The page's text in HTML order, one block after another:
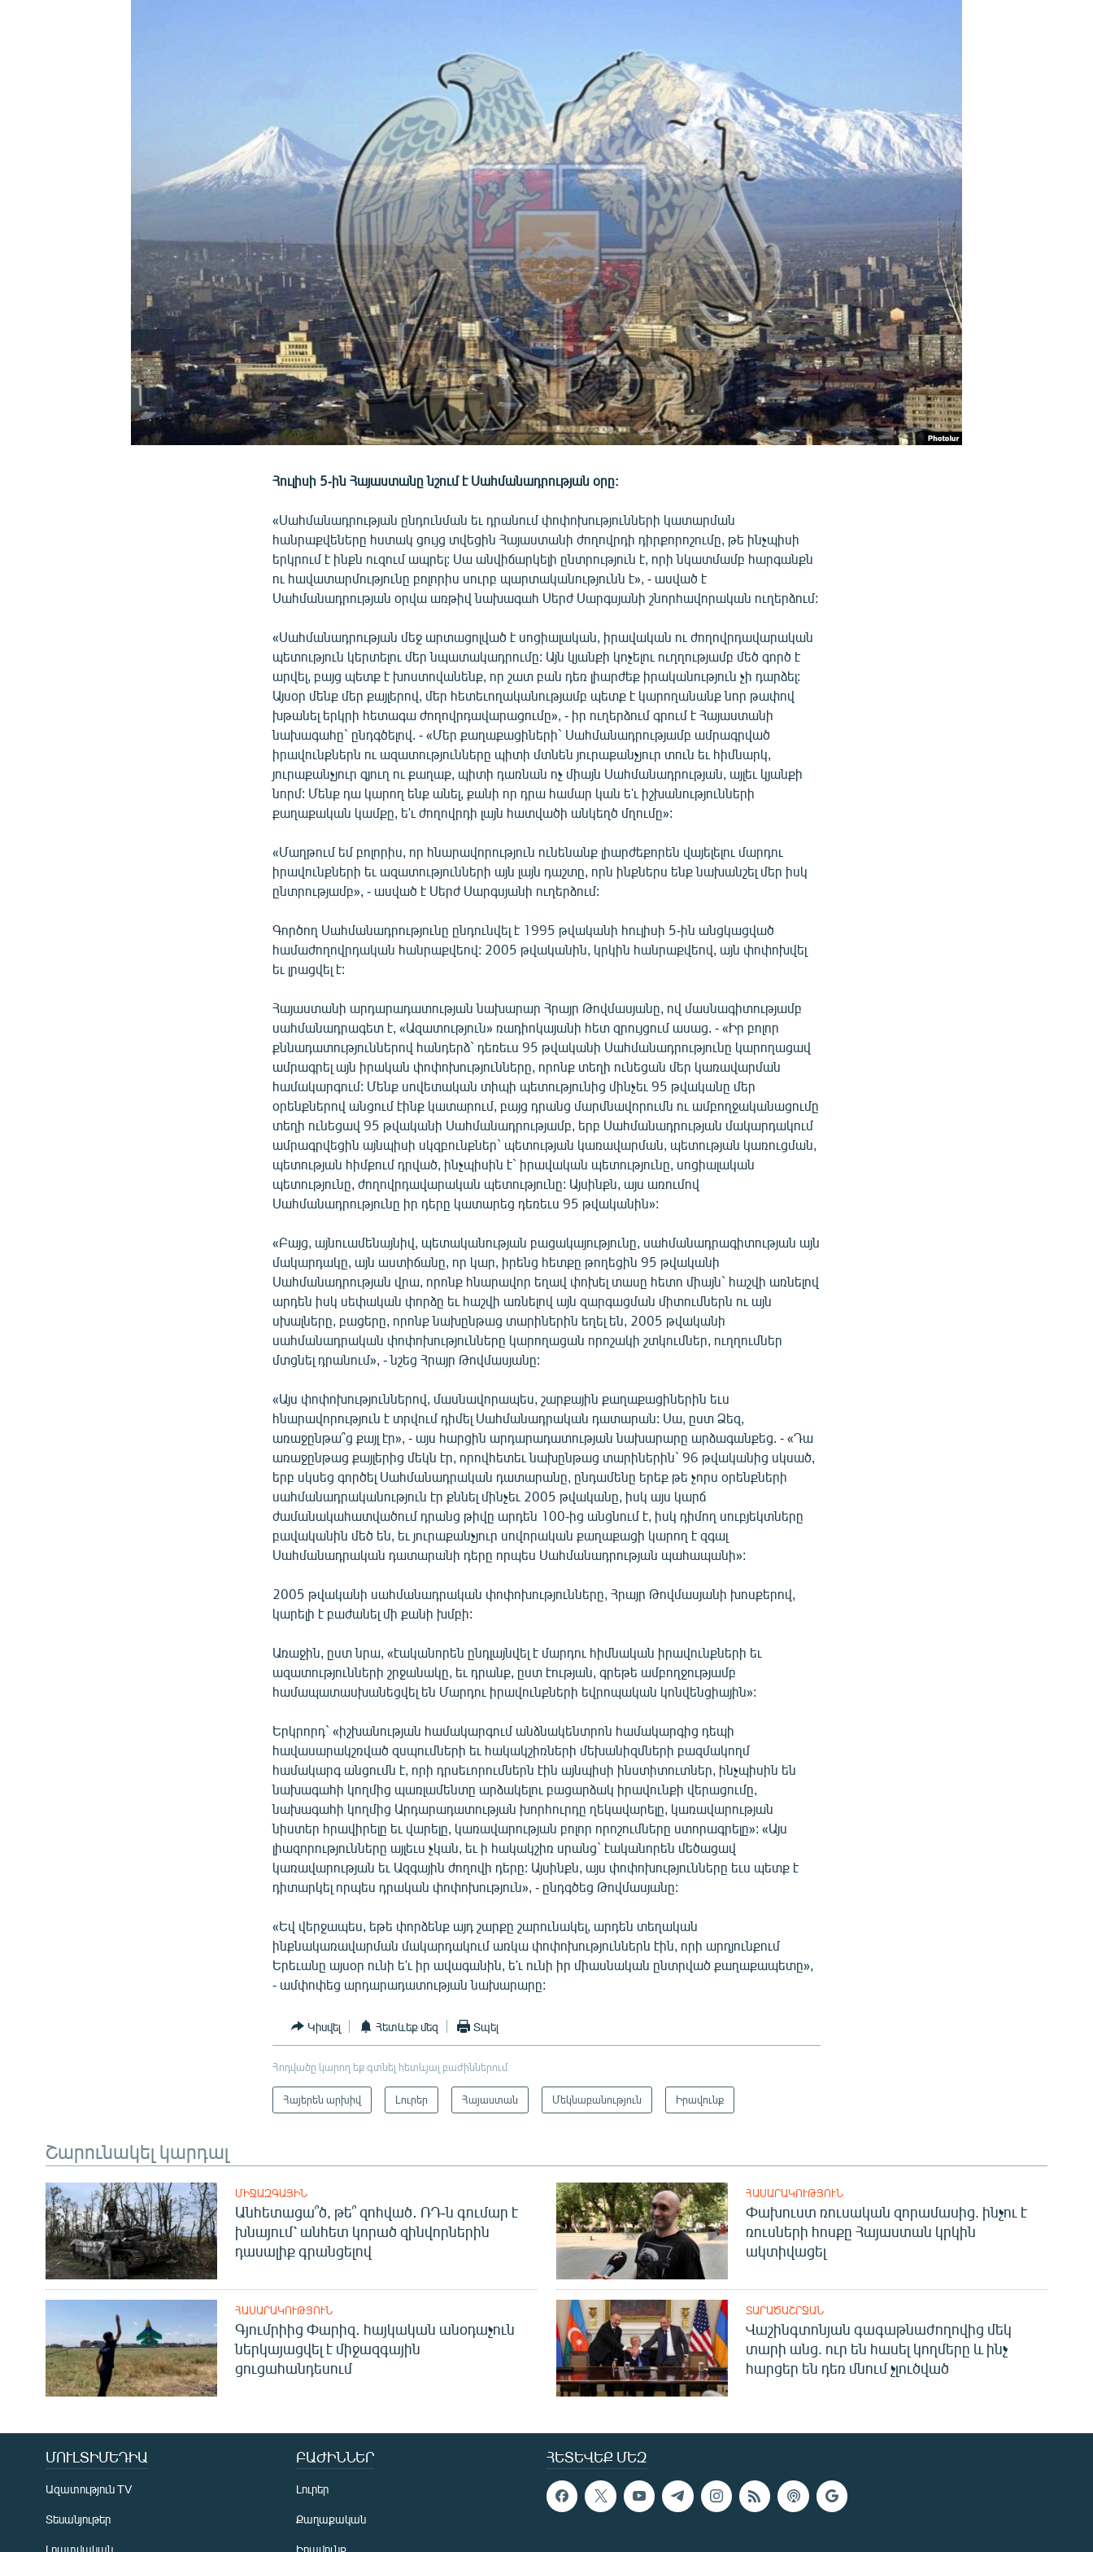
ՁԳՏԵԼՈՎ ԼԱՎԱԳՈՒՅՆԻՆ
Հուլիսի 5-ին Հայաստանը նշում է Սահմանադրության օրը:
«Սահմանադրության ընդունման եւ դրանում փոփոխությունների կատարման
հանրաքվեները հստակ ցույց տվեցին Հայաստանի ժողովրդի դիրքորոշումը, թե ինչպիսի
երկրում է ինքն ուզում ապրել: Սա անվիճարկելի ընտրություն է, որի նկատմամբ հարգանքն
ու հավատարմությունը բոլորիս սուրբ պարտականությունն է», - ասված է
Սահմանադրության օրվա առթիվ նախագահ Սերժ Սարգսյանի շնորհավորական ուղերձում:
«Սահմանադրության մեջ արտացոլված է սոցիալական, իրավական ու ժողովրդավարական
պետություն կերտելու մեր նպատակադրումը: Այն կյանքի կոչելու ուղղությամբ մեծ գործ է
արվել, բայց պետք է խոստովանենք, որ շատ բան դեռ լիարժեք իրականություն չի դարձել:
Այսօր մենք մեր քայլերով, մեր հետեւողականությամբ պետք է կարողանանք նոր թափով
խթանել երկրի հետագա ժողովրդավարացումը», - իր ուղերձում գրում է Հայաստանի
նախագահը` ընդգծելով. - «Մեր քաղաքացիների` Սահմանադրությամբ ամրագրված
իրավունքներն ու ազատությունները պիտի մտնեն յուրաքանչյուր տուն եւ հիմնարկ,
յուրաքանչյուր գյուղ ու քաղաք, պիտի դառնան ոչ միայն Սահմանադրության, այլեւ կյանքի
նորմ: Մենք դա կարող ենք անել, քանի որ դրա համար կան ե'ւ իշխանությունների
քաղաքական կամքը, ե'ւ ժողովրդի լայն հատվածի անկեղծ մղումը»:
«Մաղթում եմ բոլորիս, որ հնարավորություն ունենանք լիարժեքորեն վայելելու մարդու
իրավունքների եւ ազատությունների այն լայն դաշտը, որն ինքներս ենք նախանշել մեր իսկ
ընտրությամբ», - ասված է Սերժ Սարգսյանի ուղերձում:
Գործող Սահմանադրությունը ընդունվել է 1995 թվականի հուլիսի 5-ին անցկացված
համաժողովրդական հանրաքվեով: 2005 թվականին, կրկին հանրաքվեով, այն փոփոխվել
եւ լրացվել է:
Հայաստանի արդարադատության նախարար Հրայր Թովմասյանը, ով մասնագիտությամբ
սահմանադրագետ է, «Ազատություն» ռադիոկայանի հետ զրույցում ասաց. - «Իր բոլոր
քննադատություններով հանդերձ` դեռեւս 95 թվականի Սահմանադրությունը կարողացավ
ամրագրել այն իրական փոփոխությունները, որոնք տեղի ունեցան մեր կառավարման
համակարգում: Մենք սովետական տիպի պետությունից մինչեւ 95 թվականը մեր
օրենքներով անցում էինք կատարում, բայց դրանց մարմնավորումն ու ամբողջականացումը
տեղի ունեցավ 95 թվականի Սահմանադրությամբ, երբ Սահմանադրության մակարդակում
ամրագրվեցին այնպիսի սկզբունքներ` պետության կառավարման, պետության կառուցման,
պետության հիմքում դրված, ինչպիսին է` իրավական պետությունը, սոցիալական
պետությունը, ժողովրդավարական պետությունը: Այսինքն, այս առումով
Սահմանադրությունը իր դերը կատարեց դեռեւս 95 թվականին»:
«Բայց, այնուամենայնիվ, պետականության բացակայությունը, սահմանադրագիտության այն
մակարդակը, այն աստիճանը, որ կար, իրենց հետքը թողեցին 95 թվականի
Սահմանադրության վրա, որոնք հնարավոր եղավ փոխել տասը հետո միայն` հաշվի առնելով
արդեն իսկ սեփական փորձը եւ հաշվի առնելով այն զարգացման միտումներն ու այն
սխալները, բացերը, որոնք նախընթաց տարիներին եղել են, 2005 թվականի
սահմանադրական փոփոխությունները կարողացան որոշակի շտկումներ, ուղղումներ
մտցնել դրանում», - նշեց Հրայր Թովմասյանը:
«Այս փոփոխություններով, մասնավորապես, շարքային քաղաքացիներին եւս
հնարավորություն է տրվում դիմել Սահմանադրական դատարան: Սա, ըստ Ձեզ,
առաջընթա՞ց քայլ էր», - այս հարցին արդարադատության նախարարը արձագանքեց. - «Դա
առաջընթաց քայլերից մեկն էր, որովհետեւ նախընթաց տարիներին` 96 թվականից սկսած,
երբ սկսեց գործել Սահմանադրական դատարանը, ընդամենը երեք թե չորս օրենքների
սահմանադրականություն էր քննել մինչեւ 2005 թվականը, իսկ այս կարճ
ժամանակահատվածում դրանց թիվը արդեն 100-ից անցնում է, իսկ դիմող սուբյեկտները
բավականին մեծ են, եւ յուրաքանչյուր սովորական քաղաքացի կարող է զգալ
Սահմանադրական դատարանի դերը որպես Սահմանադրության պահապանի»:
2005 թվականի սահմանադրական փոփոխությունները, Հրայր Թովմասյանի խոսքերով,
կարելի է բաժանել մի քանի խմբի:
Առաջին, ըստ նրա, «էականորեն ընդլայնվել է մարդու հիմնական իրավունքների եւ
ազատությունների շրջանակը, եւ դրանք, ըստ էության, գրեթե ամբողջությամբ
համապատասխանեցվել են Մարդու իրավունքների եվրոպական կոնվենցիային»:
Երկրորդ` «իշխանության համակարգում անձնակենտրոն համակարգից դեպի
հավասարակշռված զսպումների եւ հակակշիռների մեխանիզմների բազմակողմ
համակարգ անցումն է, որի դրսեւորումներն էին այնպիսի ինստիտուտներ, ինչպիսին են
նախագահի կողմից պառլամենտը արձակելու բացարձակ իրավունքի վերացումը,
նախագահի կողմից Արդարադատության խորհուրդը ղեկավարելը, կառավարության
նիստեր հրավիրելը եւ վարելը, կառավարության բոլոր որոշումները ստորագրելը»: «Այս
լիազորությունները այլեւս չկան, եւ ի հակակշիռ սրանց` էականորեն մեծացավ
կառավարության եւ Ազգային ժողովի դերը: Այսինքն, այս փոփոխությունները եւս պետք է
դիտարկել որպես դրական փոփոխություն», - ընդգծեց Թովմասյանը:
«Եվ վերջապես, եթե փորձենք այդ շարքը շարունակել, արդեն տեղական
ինքնակառավարման մակարդակում առկա փոփոխություններն էին, որի արդյունքում
Երեւանը այսօր ունի ե'ւ իր ավագանին, ե'ւ ունի իր միասնական ընտրված քաղաքապետը»,
- ամփոփեց արդարադատության նախարարը:
Կիսվել Հետևեք մեզ Տպել
Հոդվածը կարող եք գտնել հետևյալ բաժիններում
Հայերեն արխիվ Լուրեր Հայաստան Մեկնաբանություն Իրավունք
Շարունակել կարդալ
ՄԻՋԱԶԳԱՅԻՆ
Անհետացա՞ծ, թե՞ զոհված․ ՌԴ-ն գումար է
խնայում՝ անհետ կորած զինվորներին
դասալիք գրանցելով
ՀԱՍԱՐԱԿՈՒԹՅՈՒՆ
Փախուստ ռուսական զորամասից. ինչու է
ռուսների հոսքը Հայաստան կրկին
ակտիվացել
ՀԱՍԱՐԱԿՈՒԹՅՈՒՆ
Գյումրիից Փարիզ․ հայկական անօդաչուն
ներկայացվել է միջազգային
ցուցահանդեսում
ՏԱՐԱԾԱՇՐՋԱՆ
Վաշինգտոնյան գագաթնաժողովից մեկ
տարի անց. ուր են հասել կողմերը և ինչ
հարցեր են դեռ մնում չլուծված
ՀԵՏԵՎԵՔ ՄԵԶ
ՄՈՒԼՏԻՄԵԴԻԱ
Ազատություն TV
Տեսանյութեր
ԲԱԺԻՆՆԵՐ
Լուրեր
Քաղաքական